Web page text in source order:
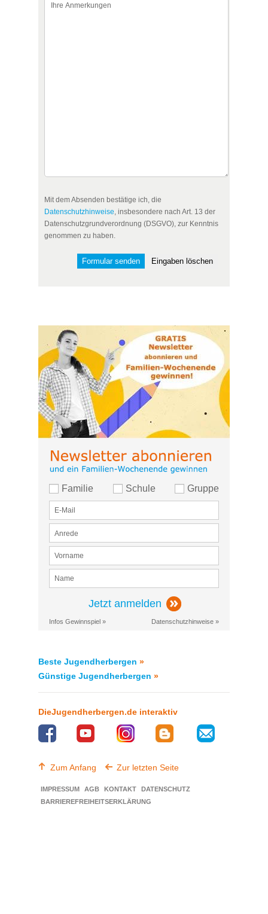
Mit dem Absenden bestätige ich, die
Datenschutzhinweise, insbesondere nach Art. 13 der
Datenschutzgrundverordnung (DSGVO), zur Kenntnis
genommen zu haben.
Familie Schule Gruppe
Jetzt anmelden
Infos Gewinnspiel » Datenschutzhinweise »
Beste Jugendherbergen »
Günstige Jugendherbergen »
DieJugendherbergen.de interaktiv
Zum Anfang Zur letzten Seite
IMPRESSUM AGB KONTAKT
DATENSCHUTZ
BARRIEREFREIHEITSERKLÄRUNG